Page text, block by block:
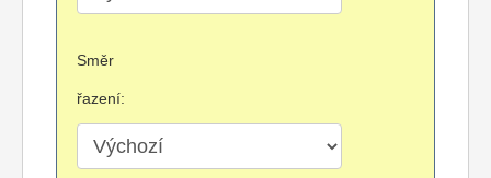
Směr
řazení: